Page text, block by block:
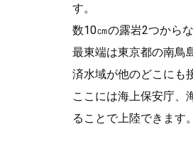
す。
数10㎝の露岩2つから
最東端は東京都の南鳥
済水域が他のどこにも
ここには海上保安庁、
ることで上陸できます。